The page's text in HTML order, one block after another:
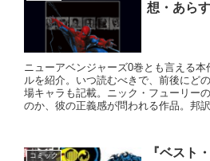
想・あら
ニューアベンジャーズ0巻とも言える本
ルを紹介。いつ読むべきで、前後にど
場キャラも記載。ニック・フューリー
のか、彼の正義感が問われる作品。邦
コミック
『ベスト